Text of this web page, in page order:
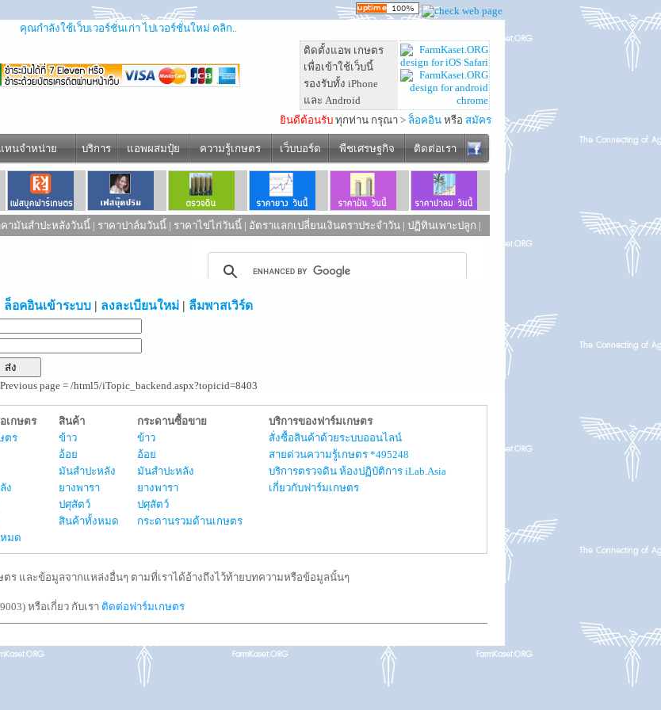
คุณกำลังใช้เว็บเวอร์ชั่นเก่า ไปเวอร์ชั่นใหม่ คลิก..
ติดตั้งแอพ เกษตร
เพื่อเข้าใช้เว็บนี้
รองรับทั้ง iPhone
และ Android
ยินดีต้อนรับ ทุกท่าน กรุณา > ล็อคอิน หรือ สมัคร
ทนจำหน่าย บริการ แอพผสมปุ๋ย ความรู้เกษตร เว็บบอร์ด พืชเศรษฐกิจ ติดต่อเรา
คามันสำปะหลังวันนี้ | ราคาปาล์มวันนี้ | ราคาไข่ไก่วันนี้ | อัตราแลกเปลี่ยนเงินตราประจำวัน | ปฏิทินเพาะปลูก |
ล็อคอินเข้าระบบ | ลงละเบียนใหม่ | ลืมพาสเวิร์ด
Previous page = /html5/iTopic_backend.aspx?topicid=8403
เกษตร
ตร
ง
มด
สินค้า
ข้าว
อ้อย
มันสำปะหลัง
ยางพารา
ปศุสัตว์
สินค้าทั้งหมด
กระดานซื้อขาย
ข้าว
อ้อย
มันสำปะหลัง
ยางพารา
ปศุสัตว์
กระดานรวมด้านเกษตร
บริการของฟาร์มเกษตร
สั่งซื้อสินค้าด้วยระบบออนไลน์
สายด่วนความรู้เกษตร *495248
บริการตรวจดิน ห้องปฏิบัติการ iLab.Asia
เกี่ยวกับฟาร์มเกษตร
ร และข้อมูลจากแหล่งอื่นๆ ตามที่เราได้อ้างถึงไว้ท้ายบทความหรือข้อมูลนั้นๆ
หรือเกี่ยว กับเรา ติดต่อฟาร์มเกษตร